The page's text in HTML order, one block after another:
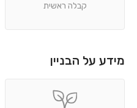
קבלה ראשית
מידע על הבניין